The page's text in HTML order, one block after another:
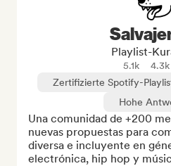
Playlist-
5.1k
4.3k
Zertifizierte Spotify-
Hohe
Una comunidad de +200
nuevas propuestas para
diversa e incluyente en
electrónica, hip hop y